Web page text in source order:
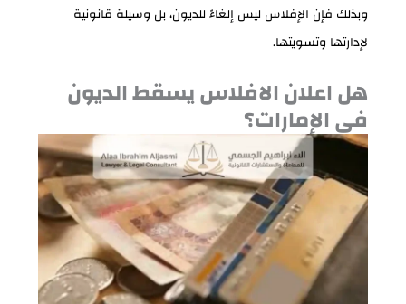
وبذلك فإن الإفلاس ليس إلغاءً للديون، بل وسيلة قانونية
لإدارتها وتسويتها.
هل اعلان الافلاس يسقط الديون
في الإمارات؟